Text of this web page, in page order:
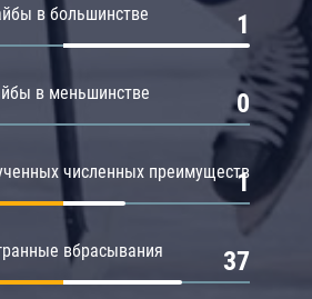
в большинстве 1
в меньшинстве 0
численных преимуществ
1
вбрасывания 37